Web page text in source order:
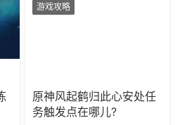
游戏攻略
原神风起鹤归此心安处任
务触发点在哪儿?